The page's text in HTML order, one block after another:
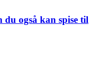
du også kan spise til